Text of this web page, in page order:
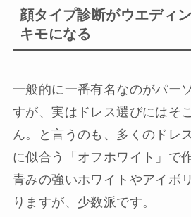
顔タイプ診断がウエディ
キモになる
一般的に一番有名なのがパー
すが、実はドレス選びにはそ
ん。と言うのも、多くのドレ
に似合う「オフホワイト」で
青みの強いホワイトやアイボ
りますが、少数派です。